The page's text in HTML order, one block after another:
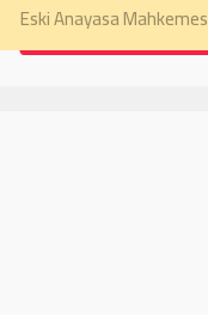
Eski Anayasa